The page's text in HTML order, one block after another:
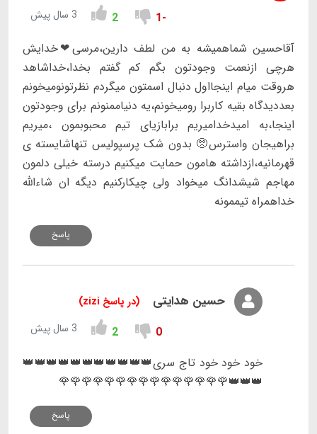
-1
2 3 سال پیش
آقاحسین شماهمیشه به من لطف دارین،مرسی❤خدایش
هرچی ازنعمت وجودتون بگم کم گفتم بخدا،خداشاهد
هروقت میام اینجااول دنبال اسمتون میگردم نظرتونومیخونم
بعددیدگاه بقیه کاربرا رومیخونم،یه دنیاممنونم برای وجودتون
اینجا،به امیدخدامیریم برابازیای تیم محبوبمون ،میریم
براهیجان واسترس🥺 بدون شک پرسپولیس تنهاشایسته ی
قهرمانیه،ازداشته هامون حمایت میکنیم درسته خیلی دلمون
مهاجم شیشدانگ میخواد ولی چیکارکنیم دیگه ان شاءالله
خداهمراه تیممونه
پاسخ
حسین هدایتی (در پاسخ zizi)
0
2 3 سال پیش
خود خود خود تاج سری👑👑👑👑👑👑👑👑👑👑👑
👑👑👑🌹🌹🌹🌹🌹🌹🌹🌹🌹🌹🌹🌹🌹🌹🌹
پاسخ